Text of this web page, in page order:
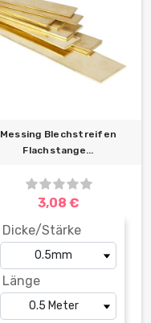
Messing Blechstreifen
Flachstange...
3,08 €
Dicke/Stärke
Länge